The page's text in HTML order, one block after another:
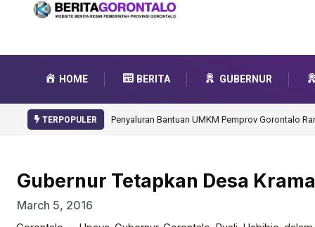
HOME BERITA GUBERNUR
TERPOPULER Gorontalo Ikut Dukung Program SMA Unggul
Gubernur Tetapkan Desa
March 5, 2016